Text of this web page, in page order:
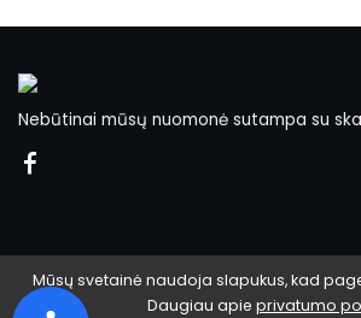
Nebūtinai mūsų nuomonė sutampa su
Mūsų svetainė naudoja slapukus, kad
Daugiau apie privatumo